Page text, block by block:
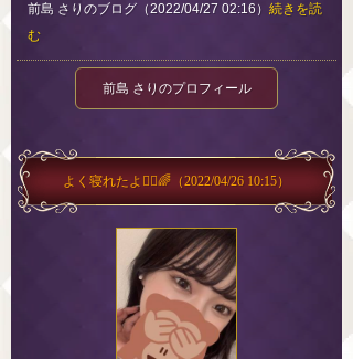
前島 さりのブログ（2022/04/27 02:16） 続きを読
む
前島 さりのプロフィール
よく寝れたよ🙆‍♀️🌈 （2022/04/26 10:15）